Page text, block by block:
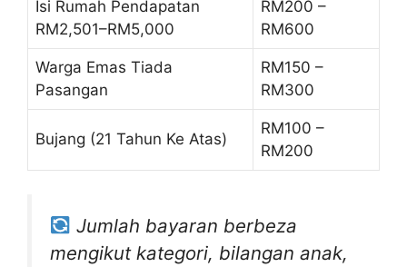
Isi Rumah Pendapatan
RM2,501–RM5,000
RM200 –
RM600
Warga Emas Tiada
Pasangan
RM150 –
RM300
Bujang (21 Tahun Ke Atas)
RM100 –
RM200
Jumlah bayaran berbeza
mengikut kategori, bilangan anak,